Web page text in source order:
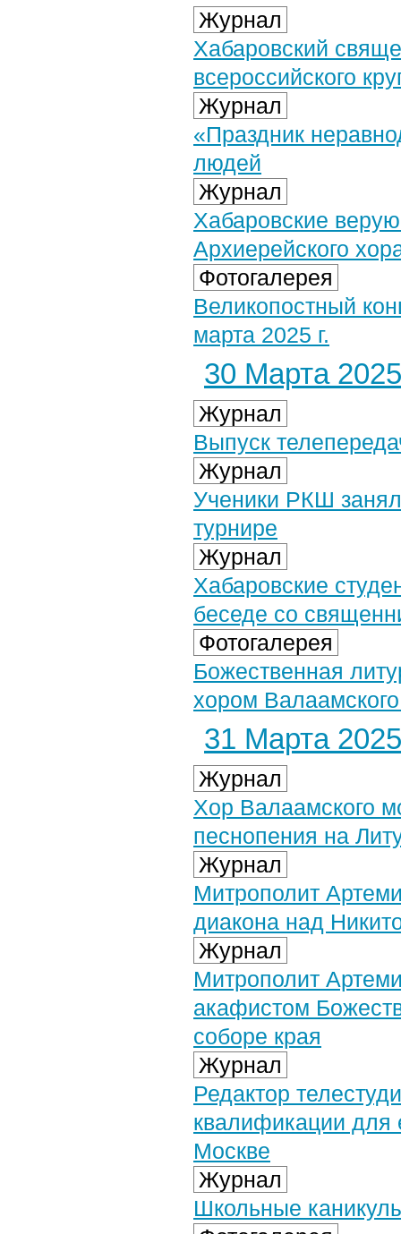
Журнал
Хабаровский
всероссийского
Журнал
«Праздник
людей
Журнал
Хабаровские
Архиерейского
Фотогалерея
Великопостный
марта 2025 г.
30 Марта 2025
Журнал
Выпуск
Журнал
Ученики РКШ
турнире
Журнал
Хабаровские
беседе со
Фотогалерея
Божественная
хором
31 Марта 2025
Журнал
Хор Валаамского
песнопения на
Журнал
Митрополит
диакона над
Журнал
Митрополит
акафистом
соборе края
Журнал
Редактор
квалификации для
Москве
Журнал
Школьные